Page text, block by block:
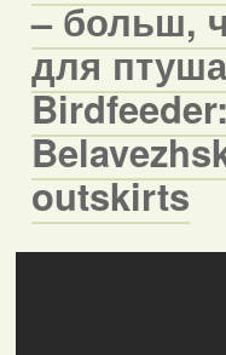
– больш,
для
outskirts